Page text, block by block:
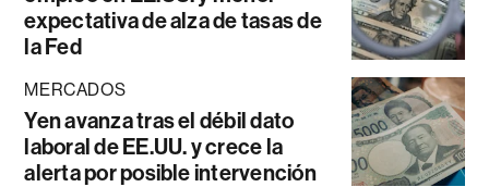
expectativa de alza de tasas de
la Fed
MERCADOS
Yen avanza tras el débil dato
laboral de EE.UU. y crece la
alerta por posible intervención